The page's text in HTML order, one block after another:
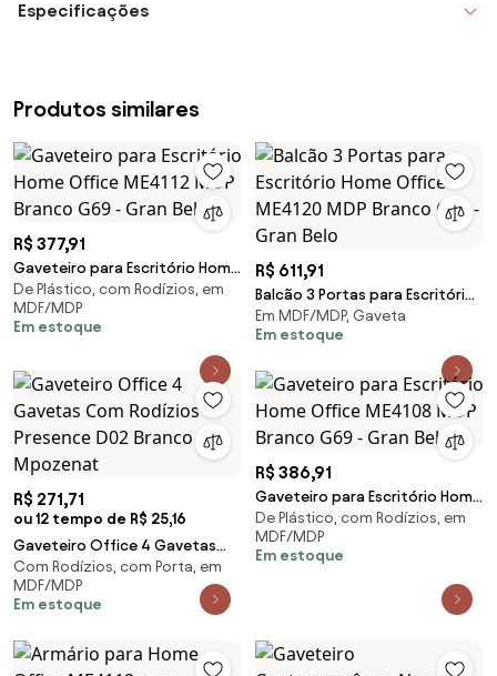
Especificações
Produtos similares
R$ 377,91
Gaveteiro para Escritório Home
Office ME4112 MDP Branco G69
- Gran Belo
De Plástico, com Rodízios, em
MDF/MDP
Em estoque
R$ 611,91
Balcão 3 Portas para Escritório
Home Office ME4120 MDP
Branco G69 - Gran Belo
Em MDF/MDP, Gaveta
Em estoque
R$ 271,71
ou 12 tempo de R$ 25,16
Gaveteiro Office 4 Gavetas
Com Rodízios Presence D02
Branco - Mpozenat
Com Rodízios, com Porta, em
MDF/MDP
Em estoque
R$ 386,91
Gaveteiro para Escritório Home
Office ME4108 MDP Branco G69
- Gran Belo
De Plástico, com Rodízios, em
MDF/MDP
Em estoque